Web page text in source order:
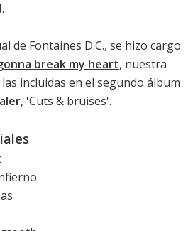
.
de Fontaines D.C., se hizo cargo
break my heart, nuestra
incluidas en el segundo álbum
, 'Cuts & bruises'.